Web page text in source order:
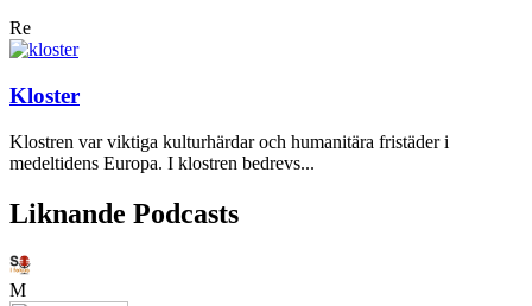
Re
Kloster
Klostren var viktiga kulturhärdar och humanitära fristäder i
medeltidens Europa. I klostren bedrevs...
Liknande Podcasts
M